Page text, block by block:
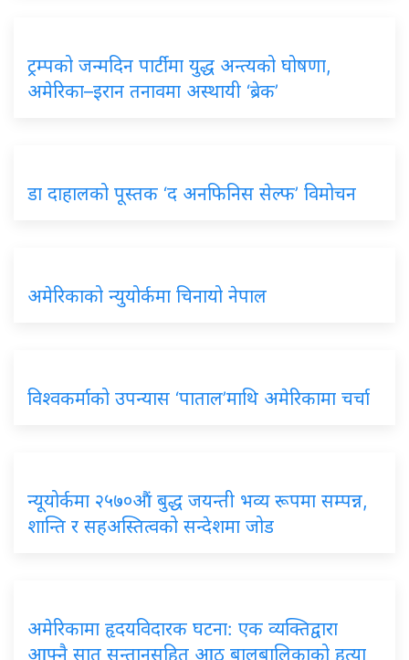
ट्रम्पको जन्मदिन पार्टीमा युद्ध अन्त्यको घोषणा,
अमेरिका–इरान तनावमा अस्थायी ‘ब्रेक’
डा दाहालको पूस्तक ‘द अनफिनिस सेल्फ’ विमोचन
अमेरिकाको न्युयोर्कमा चिनायो नेपाल
विश्वकर्माको उपन्यास ‘पाताल’माथि अमेरिकामा चर्चा
न्यूयोर्कमा २५७०औं बुद्ध जयन्ती भव्य रूपमा सम्पन्न,
शान्ति र सहअस्तित्वको सन्देशमा जोड
अमेरिकामा हृदयविदारक घटना: एक व्यक्तिद्वारा
आफ्नै सात सन्तानसहित आठ बालबालिकाको हत्या